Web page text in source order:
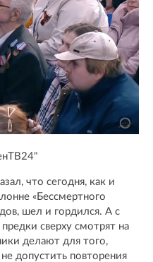
что сегодня, как и
«Бессмертного
шел и гордился. А с
сверху смотрят на
делают для того,
допустить повторения